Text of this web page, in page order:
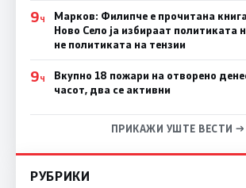
9Ч
Марков: Филипче е прочитана
Ново Село ја избираат политиката
не политиката на тензии
9Ч
Вкупно 18 пожари на отворено
часот, два се активни
ПРИКАЖИ УШТЕ ВЕСТИ →
РУБРИКИ